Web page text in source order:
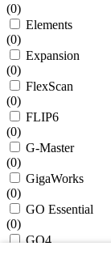
(0)
Elements
(0)
Expansion
(0)
FlexScan
(0)
FLIP6
(0)
G-Master
(0)
GigaWorks
(0)
GO Essential
(0)
GO4